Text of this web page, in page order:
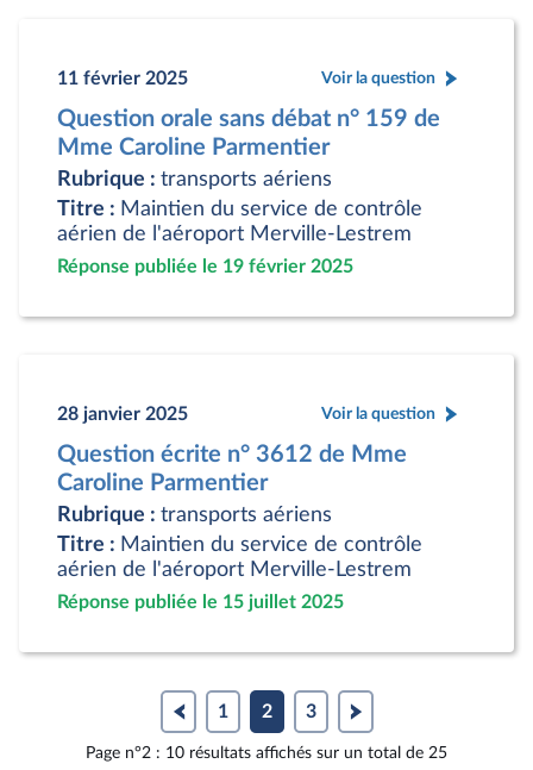
11 février 2025 Voir la question
Question orale sans débat n° 159 de
Mme Caroline Parmentier
Rubrique : transports aériens
Titre : Maintien du service de contrôle
aérien de l'aéroport Merville-Lestrem
Réponse publiée le 19 février 2025
28 janvier 2025 Voir la question
Question écrite n° 3612 de Mme
Caroline Parmentier
Rubrique : transports aériens
Titre : Maintien du service de contrôle
aérien de l'aéroport Merville-Lestrem
Réponse publiée le 15 juillet 2025
1 2 3
Page n°2 : 10 résultats affichés sur un total de 25